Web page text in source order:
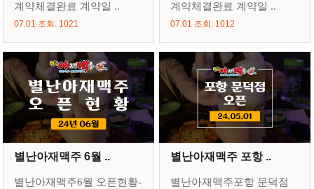
계약체결완료 계약일 ..
07.01 조회: 1021
계약체결완료 계약일 ..
07.01 조회: 1012
별난아재맥주 6월 ..
별난아재맥주6월 오픈현황-
별난아재맥주 포항 ..
별난아재맥주포항 문덕점